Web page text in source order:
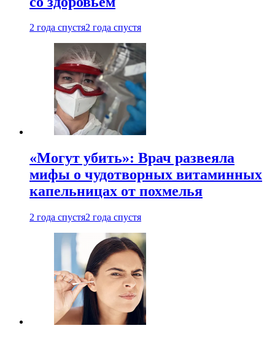
2 года спустя2 года спустя
«Могут убить»: Врач развеяла
мифы о чудотворных витаминных
капельницах от похмелья
2 года спустя2 года спустя